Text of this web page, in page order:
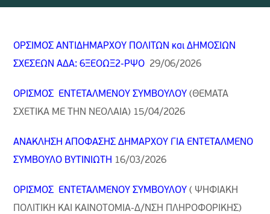
ΟΡΣΙΜΟΣ ΑΝΤΙΔΗΜΑΡΧΟΥ ΠΟΛΙΤΩΝ και ΔΗΜΟΣΙΩΝ
ΣΧΕΣΕΩΝ ΑΔΑ: 6ΞΕΟΩΞ2-ΡΨΟ 29/06/2026
ΟΡΙΣΜΟΣ ΕΝΤΕΤΑΛΜΕΝΟΥ ΣΥΜΒΟΥΛΟΥ(ΘΕΜΑΤΑ
ΣΧΕΤΙΚΑ ΜΕ ΤΗΝ ΝΕΟΛΑΙΑ) 15/04/2026
ΑΝΑΚΛΗΣΗ ΑΠΟΦΑΣΗΣ ΔΗΜΑΡΧΟΥ ΓΙΑ ΕΝΤΕΤΑΛΜΕΝΟ
ΣΥΜΒΟΥΛΟ ΒΥΤΙΝΙΩΤΗ 16/03/2026
ΟΡΙΣΜΟΣ ΕΝΤΕΤΑΛΜΕΝΟΥ ΣΥΜΒΟΥΛΟΥ( ΨΗΦΙΑΚΗ
ΠΟΛΙΤΙΚΗ ΚΑΙ ΚΑΙΝΟΤΟΜΙΑ-Δ/ΝΣΗ ΠΛΗΡΟΦΟΡΙΚΗΣ)